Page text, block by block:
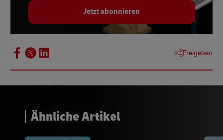
Jetzt abonnieren
Freigeben
Ähnliche Artikel